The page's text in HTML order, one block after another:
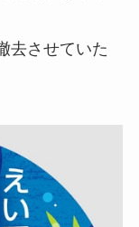
去させていた